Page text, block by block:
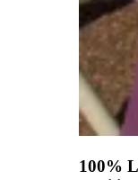
100%